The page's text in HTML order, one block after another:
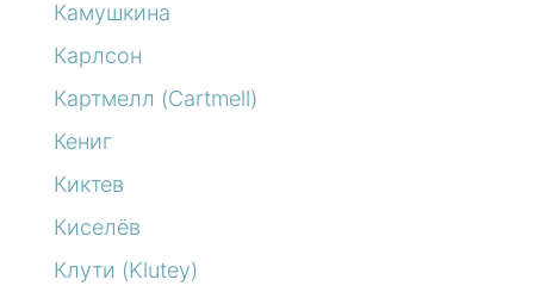
Камушкина
Карлсон
Картмелл (Cartmell)
Кениг
Киктев
Киселёв
Клути (Klutey)